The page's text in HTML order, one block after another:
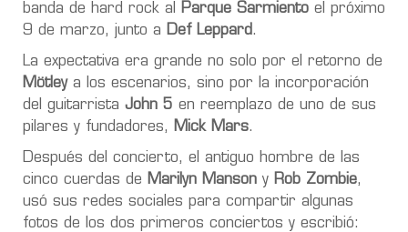
banda de hard rock al
Parque Sarmiento el próximo
9 de marzo, junto a Def Leppard.
La expectativa era grande no solo por el retorno de
Mötleya los escenarios, sino por la incorporación
del guitarrista John 5 en reemplazo de uno de sus
pilares y fundadores,
Mick Mars.
Después del concierto, el antiguo hombre de las
cinco cuerdas de
Marilyn Manson y Rob Zombie,
usó sus redes sociales para compartir algunas
fotos de los dos primeros conciertos y escribió: